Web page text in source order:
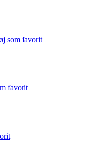
som favorit
favorit